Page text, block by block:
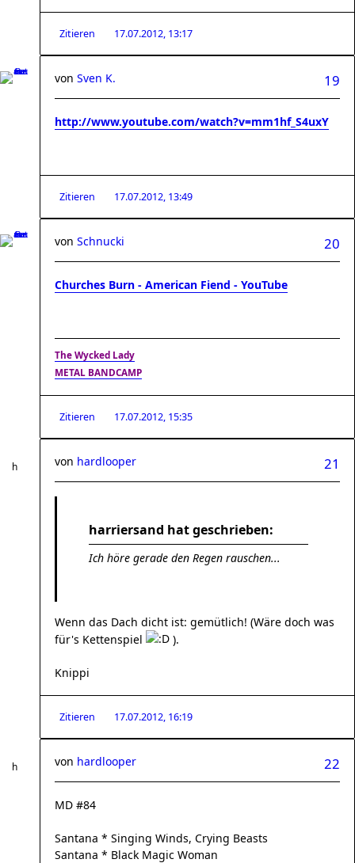
Zitieren 17.07.2012, 13:17
19
von Sven K.
http://www.youtube.com/watch?v=mm1hf_S4uxY
Zitieren 17.07.2012, 13:49
20
von Schnucki
Churches Burn - American Fiend - YouTube
The Wycked Lady
METAL BANDCAMP
Zitieren 17.07.2012, 15:35
21
von hardlooper
harriersand hat geschrieben:
Ich höre gerade den Regen rauschen...
Wenn das Dach dicht ist: gemütlich! (Wäre doch was
für's Kettenspiel
).
Knippi
Zitieren 17.07.2012, 16:19
22
von hardlooper
MD #84
Santana * Singing Winds, Crying Beasts
Santana * Black Magic Woman